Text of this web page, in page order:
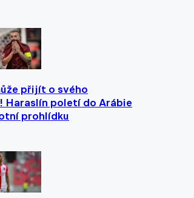
přijít o svého
Haraslín poletí do Arábie
prohlídku